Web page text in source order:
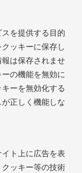
を提供する目的
ッキーに保存し
は保存されませ
の機能を無効に
ーを無効化する
正しく機能しな
ト上に広告を表
ッキー等の技術